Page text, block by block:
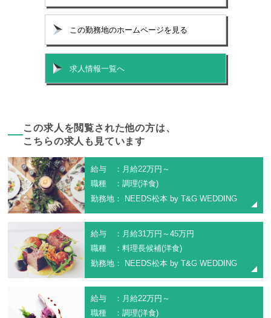
この勤務地のホームページを見る
求人情報一覧へ
この求人を閲覧された他の方は、
こちらの求人も見ています
給与 ：月給22万円～
職種 ：調理(洋食)
勤務地： NEEDS松本 by T&G WEDDING
給与 ：月給31万円～45万円
職種 ：料理長候補(洋食)
勤務地： NEEDS松本 by T&G WEDDING
給与 ：月給22万円～
職種 ：調理(洋食)